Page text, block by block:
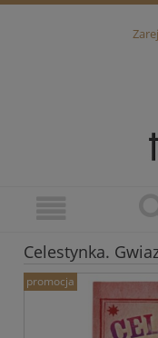
Celestynka.
promocja